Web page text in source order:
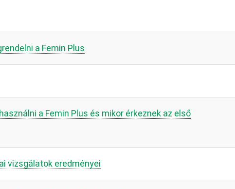
a Femin Plus
a Femin Plus és mikor érkeznek az első
vizsgálatok eredményei